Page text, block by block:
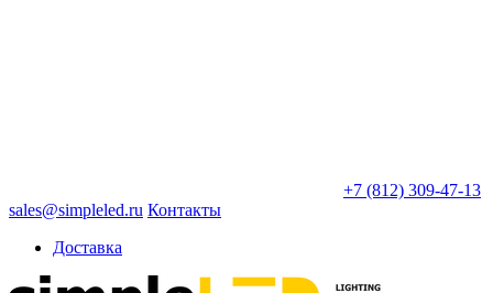
+7 (812) 309-47-13
sales@simpleled.ru Контакты
Доставка